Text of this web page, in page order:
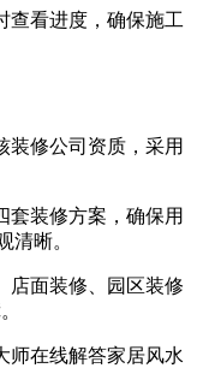
查看进度，确保施工
装修公司资质，采用
套装修方案，确保用
清晰。
店面装修、园区装修
师在线解答家居风水